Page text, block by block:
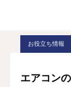
お役立ち情報
エアコン